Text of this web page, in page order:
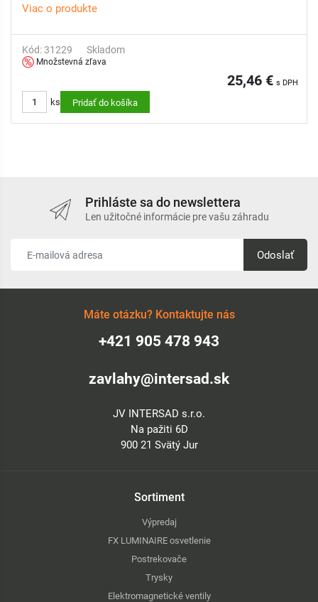
Viac o produkte
Kód: 31229 Skladom
Množstevná zľava
25,46 € s DPH
ks Pridať do košíka
Prihláste sa do newslettera
Len užitočné informácie pre vašu záhradu
Odoslať
Máte otázku? Kontaktujte nás
+421 905 478 943
zavlahy@intersad.sk
JV INTERSAD s.r.o.
Na pažiti 6D
900 21 Svätý Jur
Sortiment
Výpredaj
FX LUMINAIRE osvetlenie
Postrekovače
Trysky
Elektromagnetické ventily